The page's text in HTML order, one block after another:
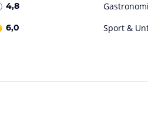
4,8
6,0 Sport &